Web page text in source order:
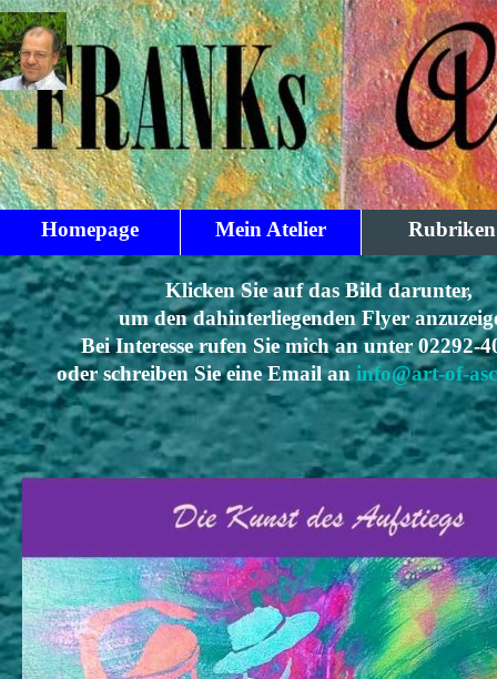
Direkt zum Seiteninhalt
Homepage Mein Atelier ▼
Rubriken
Klicken Sie auf das Bild darunter,
um den dahinterliegenden Flyer
Bei Interesse rufen Sie mich an unter 02292-
oder schreiben Sie eine Email aninfo@art-of-